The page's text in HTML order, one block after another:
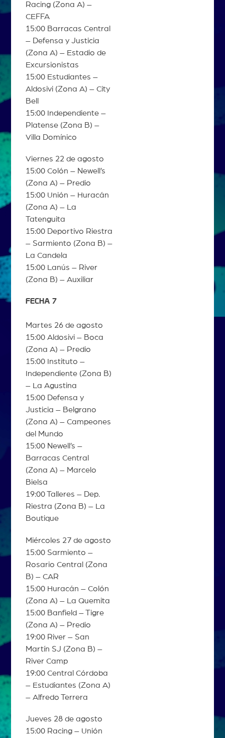
Racing (Zona A) –
CEFFA
15:00 Barracas Central
– Defensa y Justicia
(Zona A) – Estadio de
Excursionistas
15:00 Estudiantes –
Aldosivi (Zona A) – City
Bell
15:00 Independiente –
Platense (Zona B) –
Villa Domínico
Viernes 22 de agosto
15:00 Colón – Newell’s
(Zona A) – Predio
15:00 Unión – Huracán
(Zona A) – La
Tatenguita
15:00 Deportivo Riestra
– Sarmiento (Zona B) –
La Candela
15:00 Lanús – River
(Zona B) – Auxiliar
FECHA 7
Martes 26 de agosto
15:00 Aldosivi – Boca
(Zona A) – Predio
15:00 Instituto –
Independiente (Zona B)
– La Agustina
15:00 Defensa y
Justicia – Belgrano
(Zona A) – Campeones
del Mundo
15:00 Newell’s –
Barracas Central
(Zona A) – Marcelo
Bielsa
19:00 Talleres – Dep.
Riestra (Zona B) – La
Boutique
Miércoles 27 de agosto
15:00 Sarmiento –
Rosario Central (Zona
B) – CAR
15:00 Huracán – Colón
(Zona A) – La Quemita
15:00 Banfield – Tigre
(Zona A) – Predio
19:00 River – San
Martín SJ (Zona B) –
River Camp
19:00 Central Córdoba
– Estudiantes (Zona A)
– Alfredo Terrera
Jueves 28 de agosto
15:00 Racing – Unión